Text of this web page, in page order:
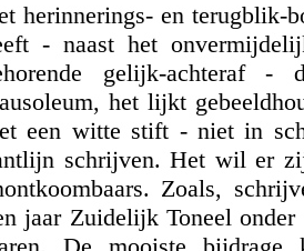
herinnerings- en terugblik-
- naast het
gelijk-achteraf -
het lijkt
een witte stift - niet in
schrijven. Het wil er
Zoals,
jaar Zuidelijk Toneel